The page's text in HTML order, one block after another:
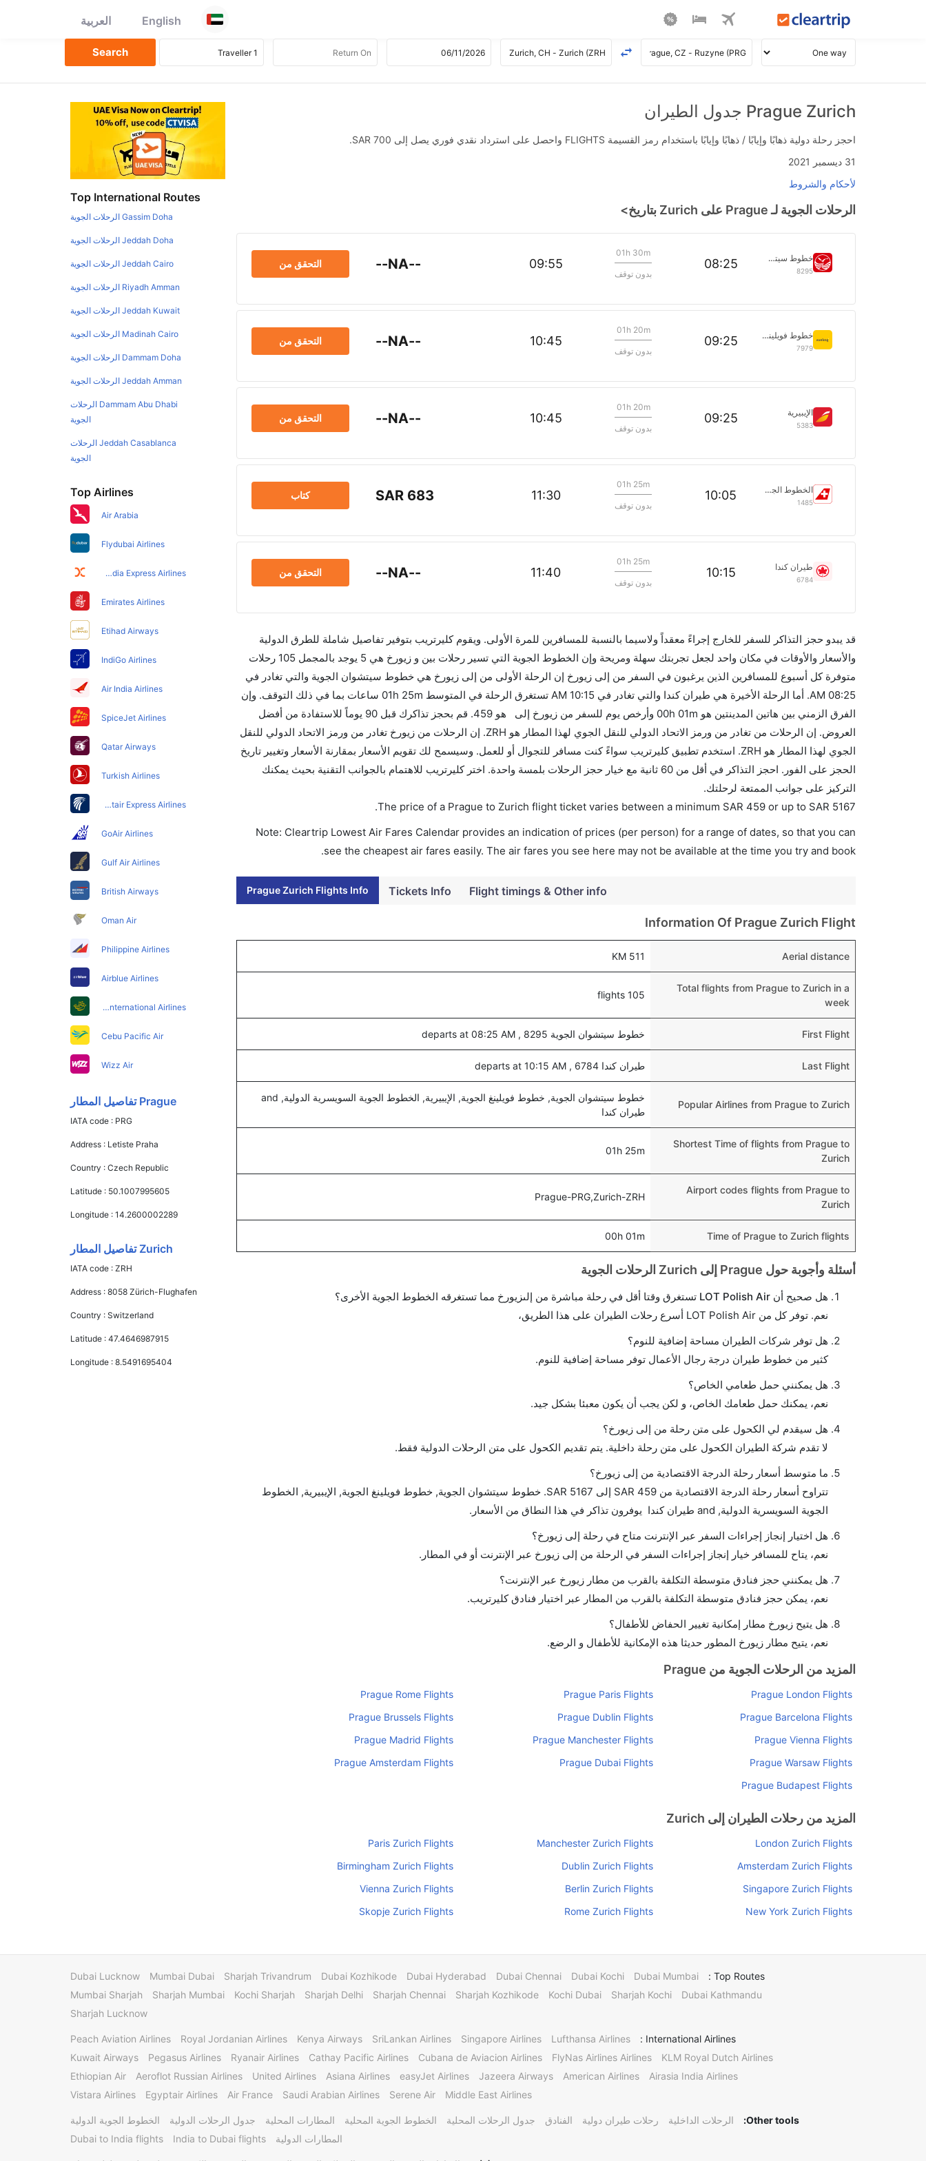
English العربية
Prague Zurich جدول الطيران
احجز رحلة دولية ذهابًا وإيابًا / ذهابًا وإيابًا باستخدام رمز القسيمة FLIGHTS واحصل على استرداد نقدي فوري يصل إلى SAR 700.
31 ديسمبر 2021
لأحكام والشروط
الرحلات الجوية لـ Prague على Zurich بتاريخ>
خطوط سيتشوان الجوية
8295
08:25
01h 30m
بدون توقف
09:55
--NA-- التحقق من
خطوط فويلينغ الجوية
7979
09:25
01h 20m
بدون توقف
10:45
--NA-- التحقق من
الإيبيرية
5383
09:25
01h 20m
بدون توقف
10:45
--NA-- التحقق من
الخطوط الجوية السويسرية الدولية
1485
10:05
01h 25m
بدون توقف
11:30
SAR 683 كتاب
طيران كندا
6784
10:15
01h 25m
بدون توقف
11:40
--NA-- التحقق من
قد يبدو حجز التذاكر للسفر للخارج إجراءً معقداً ولاسيما بالنسبة للمسافرين للمرة الأولى. ويقوم كليرتريب بتوفير تفاصيل شاملة للطرق الدولية
والأسعار والأوقات في مكان واحد لجعل تجربتك سهلة ومريحة وإن الخطوط الجوية التي تسير رحلات بين و زيورخ هي 5 يوجد بالمجمل 105 رحلات
متوفرة كل أسبوع للمسافرين الذين يرغبون في السفر من إلى زيورخ إن الرحلة الأولى من إلى زيورخ هي خطوط سيتشوان الجوية والتي تغادر في
08:25 AM. أما الرحلة الأخيرة هي طيران كندا والتي تغادر في 10:15 AM تستغرق الرحلة في المتوسط 01h 25m ساعات بما في ذلك التوقف. وإن
الفرق الزمني بين هاتين المدينتين هو 00h 01m وأرخص يوم للسفر من زيورخ إلى هو 459. قم بحجز تذاكرك قبل 90 يوماً للاستفادة من أفضل
العروض. إن الرحلات من تغادر من ورمز الاتحاد الدولي للنقل الجوي لهذا المطار هو ZRH. إن الرحلات من زيورخ تغادر من ورمز الاتحاد الدولي للنقل
الجوي لهذا المطار هو ZRH. استخدم تطبيق كليرتريب سواءً كنت مسافر للتجوال أو للعمل. وسيسمح لك تقويم الأسعار بمقارنة الأسعار وتغيير تاريخ
الحجز على الفور. احجز التذاكر في أقل من 60 ثانية مع خيار حجز الرحلات بلمسة واحدة. اختر كليرتريب للاهتمام بالجوانب التقنية بحيث يمكنك
التركيز على جوانب الممتعة لرحلتك.
The price of a Prague to Zurich flight ticket varies between a minimum SAR 459 or up to SAR 5167
.
Note: Cleartrip Lowest Air Fares Calendar provides an indication of prices (per person) for a range of dates, so that you can
see the cheapest air fares easily. The air fares you see here may not be available at the time you try and book.
Prague Zurich Flights Info Tickets Info Flight timings & Other info
Information Of Prague Zurich Flight
Aerial distance
511 KM
Total flights from Prague to Zurich in a
week
105 flights
First Flight خطوط سيتشوان الجوية 8295 , departs at 08:25 AM
Last Flight طيران كندا 6784 , departs at 10:15 AM
Popular Airlines from Prague to Zurich
خطوط سيتشوان الجوية, خطوط فويلينغ الجوية, الإيبيرية, الخطوط الجوية السويسرية الدولية, and
طيران كندا
Shortest Time of flights from Prague to
Zurich
01h 25m
Airport codes flights from Prague to
Zurich
Prague-PRG,Zurich-ZRH
Time of Prague to Zurich flights
00h 01m
أسئلة وأجوبة حول Prague إلى Zurich الرحلات الجوية
هل صحيح أن LOT Polish Air تستغرق وقتا أقل في رحلة مباشرة من إلىزيورخ مما تستغرقه الخطوط الجوية الأخرى؟
نعم. توفر كل من LOT Polish Air أسرع رحلات الطيران على هذا الطريق،
هل توفر شركات الطيران مساحة إضافية للنوم؟
كثير من خطوط طيران درجة رجال الأعمال توفر مساحة إضافية للنوم.
هل يمكنني حمل طعامي الخاص؟
نعم، يمكنك حمل طعامك الخاص، و لكن يجب أن يكون معبئا بشكل جيد.
هل سيقدم لي الكحول على متن رحلة من إلى زيورخ؟
لا تقدم شركة الطيران الكحول على متن رحلة داخلية. يتم تقديم الكحول على متن الرحلات الدولية فقط.
ما متوسط أسعار رحلة الدرجة الاقتصادية من إلى زيورخ؟
تتراوح أسعار رحلة الدرجة الاقتصادية من SAR 459 إلى SAR 5167. خطوط سيتشوان الجوية, خطوط فويلينغ الجوية, الإيبيرية, الخطوط
الجوية السويسرية الدولية, and طيران كندا يوفرون تذاكر في هذا النطاق من الأسعار.
هل اختيار إنجاز إجراءات السفر عبر الإنترنت متاح في رحلة إلى زيورخ؟
نعم، يتاح للمسافر خيار إنجاز إجراءات السفر في الرحلة من إلى زيورخ عبر الإنترنت أو في المطار.
هل يمكنني حجز فنادق متوسطة التكلفة بالقرب من مطار زيورخ عبر الإنترنت؟
نعم، يمكن حجز فنادق متوسطة التكلفة بالقرب من المطار عبر اختيار فنادق كليرتريب.
هل يتيح زيورخ مطار إمكانية تغيير الحفاض للأطفال؟
نعم، يتيح مطار زيورخ المطور حديثا هذه الإمكانية للأطفال و الرضع.
المزيد من الرحلات الجوية من Prague
Prague London Flights
Prague Paris Flights
Prague Rome Flights
Prague Barcelona Flights
Prague Dublin Flights
Prague Brussels Flights
Prague Vienna Flights
Prague Manchester Flights
Prague Madrid Flights
Prague Warsaw Flights
Prague Dubai Flights
Prague Amsterdam Flights
Prague Budapest Flights
المزيد من رحلات الطيران إلى Zurich
London Zurich Flights
Manchester Zurich Flights
Paris Zurich Flights
Amsterdam Zurich Flights
Dublin Zurich Flights
Birmingham Zurich Flights
Singapore Zurich Flights
Berlin Zurich Flights
Vienna Zurich Flights
New York Zurich Flights
Rome Zurich Flights
Skopje Zurich Flights
Top International Routes
Gassim Doha الرحلات الجوية
Jeddah Doha الرحلات الجوية
Jeddah Cairo الرحلات الجوية
Riyadh Amman الرحلات الجوية
Jeddah Kuwait الرحلات الجوية
Madinah Cairo الرحلات الجوية
Dammam Doha الرحلات الجوية
Jeddah Amman الرحلات الجوية
Dammam Abu Dhabi الرحلات
الجوية
Jeddah Casablanca الرحلات
الجوية
Top Airlines
Air Arabia
Flydubai Airlines
Air India Express Airlines
Emirates Airlines
Etihad Airways
IndiGo Airlines
Air India Airlines
SpiceJet Airlines
Qatar Airways
Turkish Airlines
Egyptair Express Airlines
GoAir Airlines
Gulf Air Airlines
British Airways
Oman Air
Philippine Airlines
Airblue Airlines
Pakistan International Airlines
Cebu Pacific Air
Wizz Air
Prague تفاصيل المطار
IATA code : PRG
Address : Letiste Praha
Country :Czech Republic
Latitude : 50.1007995605
Longitude :14.2600002289
Zurich تفاصيل المطار
IATA code :ZRH
Address :8058 Zürich-Flughafen
Country :Switzerland
Latitude :47.4646987915
Longitude :8.5491695404
Top Routes :
Dubai Mumbai
Dubai Kochi
Dubai Chennai
Dubai Hyderabad
Dubai Kozhikode
Sharjah Trivandrum
Mumbai Dubai
Dubai Lucknow
Dubai Kathmandu
Sharjah Kochi
Kochi Dubai
Sharjah Kozhikode
Sharjah Chennai
Sharjah Delhi
Kochi Sharjah
Sharjah Mumbai
Mumbai Sharjah
Sharjah Lucknow
International Airlines :
Lufthansa Airlines
Singapore Airlines
SriLankan Airlines
Kenya Airways
Royal Jordanian Airlines
Peach Aviation Airlines
KLM Royal Dutch Airlines
FlyNas Airlines Airlines
Cubana de Aviacion Airlines
Cathay Pacific Airlines
Ryanair Airlines
Pegasus Airlines
Kuwait Airways
Airasia India Airlines
American Airlines
Jazeera Airways
easyJet Airlines
Asiana Airlines
United Airlines
Aeroflot Russian Airlines
Ethiopian Air
Middle East Airlines
Serene Air
Saudi Arabian Airlines
Air France
Egyptair Airlines
Vistara Airlines
Other tools: الرحلات الداخلية رحلات طيران دولية الفنادق جدول الرحلات المحلية الخطوط الجوية المحلية المطارات المحلية جدول الرحلات الدولية
الخطوط الجوية الدولية
المطارات الدولية
India to Dubai flights
Dubai to India flights